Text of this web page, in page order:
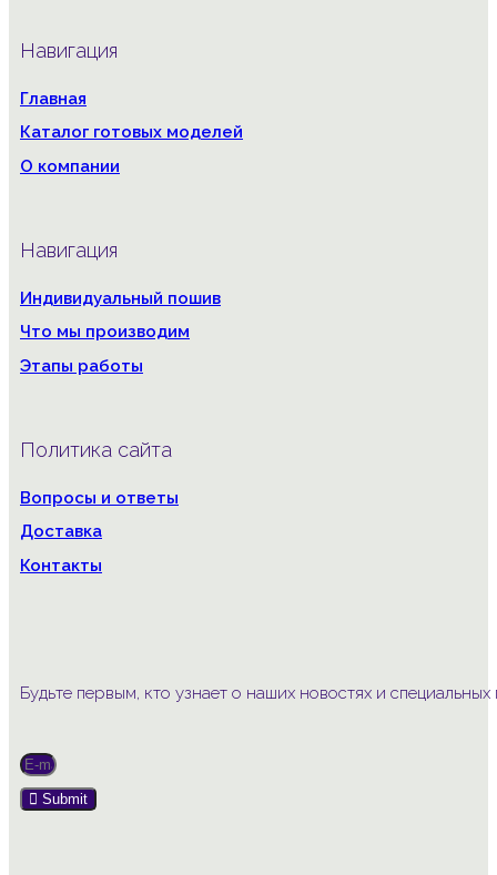
Навигация
Главная
Каталог готовых моделей
О компании
Навигация
Индивидуальный пошив
Что мы производим
Этапы работы
Политика сайта
Вопросы и ответы
Доставка
Контакты
Будьте первым, кто узнает о наших новостях и
Submit